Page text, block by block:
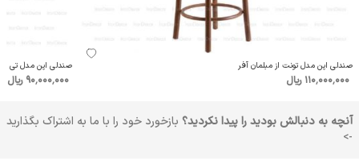
صندلی اپن مدل تونت از مبلمان آفر
110٬000٬000 ریال
صندلی اپن مدل تی از
90٬000٬000 ریال
آنچه به دنبالش بودید را پیدا نکردید؟ بازخورد خود را با ما به اشتراک بگذارید
->